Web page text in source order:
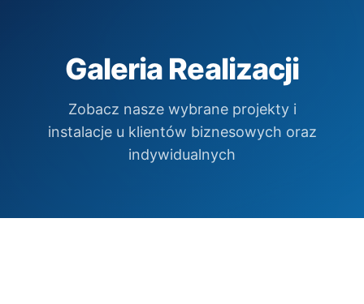
Galeria Realizacji
Zobacz nasze wybrane projekty i
instalacje u klientów biznesowych oraz
indywidualnych